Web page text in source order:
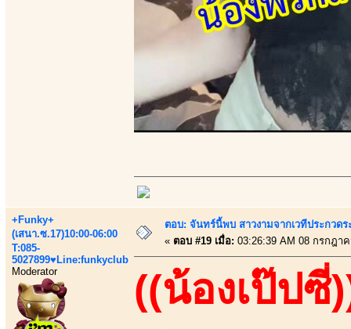
+Funky+
(เสนา.ซ.17)10:00-06:00
T:085-
5027899♥Line:funkyclub
Moderator
ตอบ: จันทร์นี้พบ สาวงามจากเวทีประกวด
« ตอบ #19 เมื่อ: 03:26:39 AM 08 กรกฎา
((น้องเป๊ปซี่